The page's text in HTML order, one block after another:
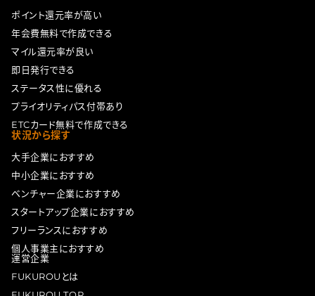
ポイント還元率が高い
年会費無料で作成できる
マイル還元率が良い
即日発行できる
ステータス性に優れる
プライオリティパス付帯あり
ETCカード無料で作成できる
状況から探す
大手企業におすすめ
中小企業におすすめ
ベンチャー企業におすすめ
スタートアップ企業におすすめ
フリーランスにおすすめ
個人事業主におすすめ
運営企業
FUKUROUとは